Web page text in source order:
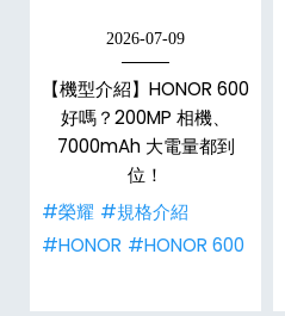
2026-07-09
【機型介紹】HONOR 600
好嗎？200MP 相機、
7000mAh 大電量都到
位！
#榮耀 #規格介紹
#HONOR #HONOR 600